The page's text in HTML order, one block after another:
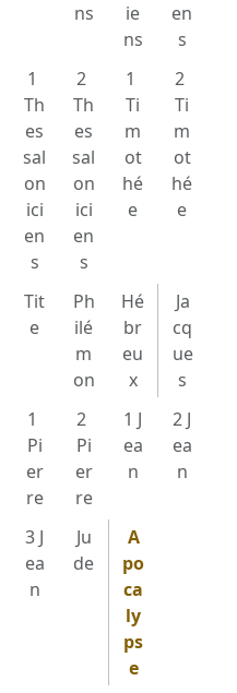
ns
ie
ns
en
s
1
Th
es
sal
on
ici
en
s
2
Th
es
sal
on
ici
en
s
1
Ti
m
ot
hé
e
2
Ti
m
ot
hé
e
Tit
e
Ph
ilé
m
on
Hé
br
eu
x
Ja
cq
ue
s
1
Pi
er
re
2
Pi
er
re
1 J
ea
n
2 J
ea
n
3 J
ea
n
Ju
de
A
po
ca
ly
ps
e